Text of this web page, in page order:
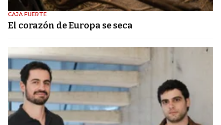
CAJA FUERTE
El corazón de Europa se seca